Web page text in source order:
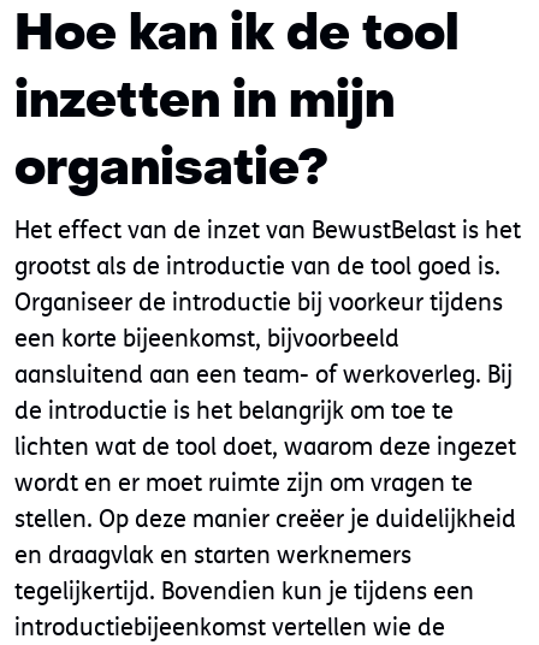
Hoe kan ik de tool
inzetten in mijn
organisatie?
Het effect van de inzet van BewustBelast is het
grootst als de introductie van de tool goed is.
Organiseer de introductie bij voorkeur tijdens
een korte bijeenkomst, bijvoorbeeld
aansluitend aan een team- of werkoverleg. Bij
de introductie is het belangrijk om toe te
lichten wat de tool doet, waarom deze ingezet
wordt en er moet ruimte zijn om vragen te
stellen. Op deze manier creëer je duidelijkheid
en draagvlak en starten werknemers
tegelijkertijd. Bovendien kun je tijdens een
introductiebijeenkomst vertellen wie de